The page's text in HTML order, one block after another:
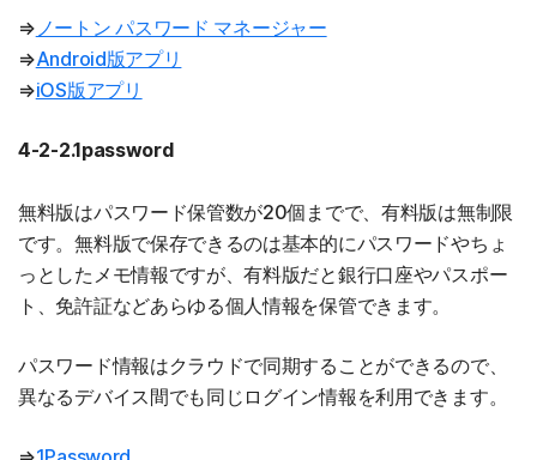
⇒ ノートン パスワード マネージャー
⇒Android版アプリ
⇒iOS版アプリ
4-2-2.1password
無料版はパスワード保管数が20個までで、有料版は無制限
です。無料版で保存できるのは基本的にパスワードやちょ
っとしたメモ情報ですが、有料版だと銀行口座やパスポー
ト、免許証などあらゆる個人情報を保管できます。
パスワード情報はクラウドで同期することができるので、
異なるデバイス間でも同じログイン情報を利用できます。